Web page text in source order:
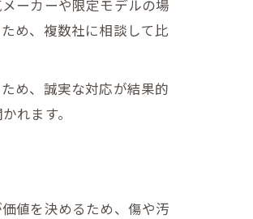
ーカーや限定モデルの場
め、複数社に相談して比
め、誠実な対応が結果的
れます。
値を決めるため、傷や汚